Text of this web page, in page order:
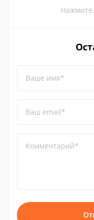
Ваше имя*
Ваш email*
Комментарий*